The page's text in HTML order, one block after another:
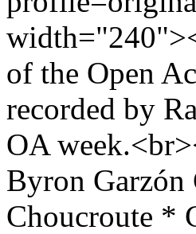
of the Open
recorded by
OA
Byron Garzón
Choucroute *